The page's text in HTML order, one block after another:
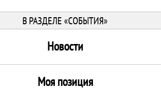
В РАЗДЕЛЕ «СОБЫТИЯ»
Новости
Моя позиция